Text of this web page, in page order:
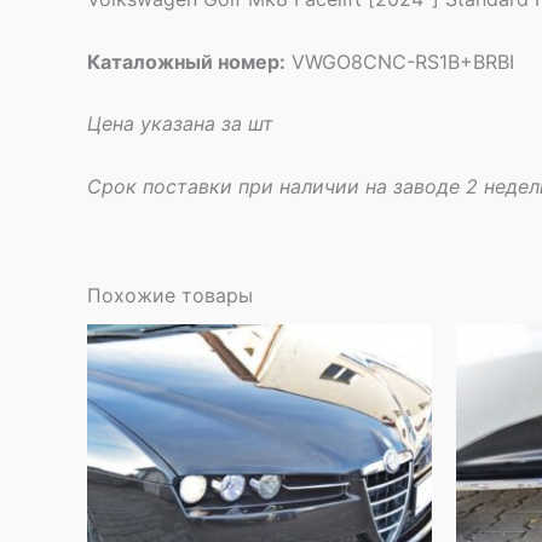
Каталожный номер: VWGO8CNC-RS1B+BRBI
Цена указана за шт
Срок поставки при наличии на заводе 2
Похожие товары